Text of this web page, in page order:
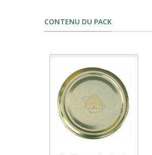
CONTENU DU PACK